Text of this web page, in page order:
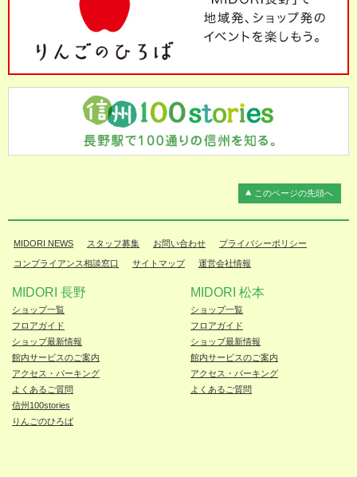
このページの先頭へ
MIDORI NEWS スタッフ募集 お問い合わせ プライバシーポリシー
コンプライアンス相談窓口 サイトマップ 運営会社情報
MIDORI 長野
ショップ一覧
フロアガイド
ショップ最新情報
館内サービスのご案内
アクセス・パーキング
よくあるご質問
信州100stories
りんごのひろば
MIDORI 松本
ショップ一覧
フロアガイド
ショップ最新情報
館内サービスのご案内
アクセス・パーキング
よくあるご質問